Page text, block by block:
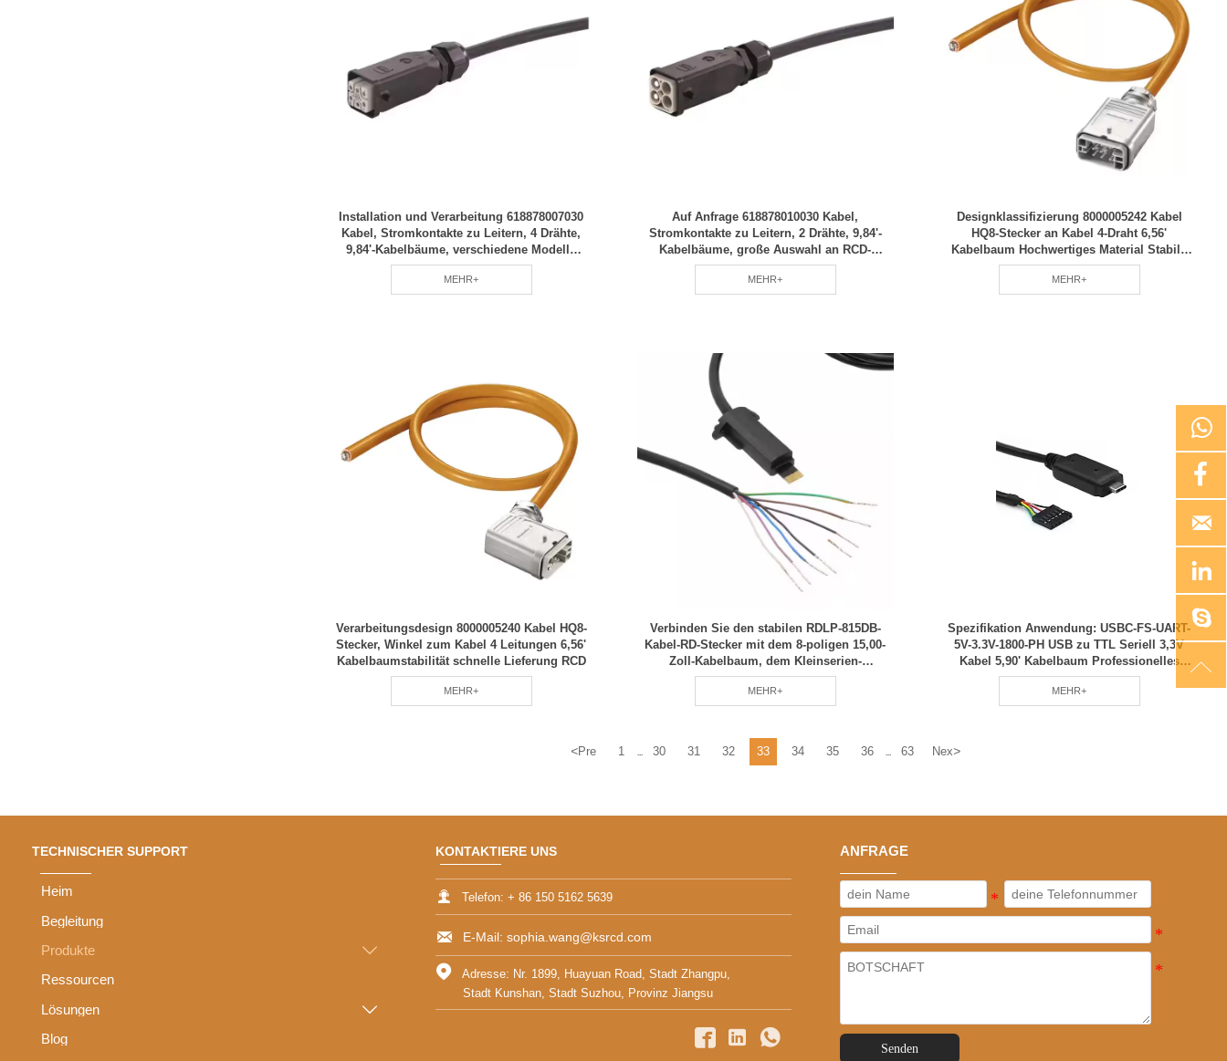
Installation und Verarbeitung 618878007030
Kabel, Stromkontakte zu Leitern, 4 Drähte,
9,84'-Kabelbäume, verschiedene Modelle
Weit verbreiteter RCD
MEHR+
Auf Anfrage 618878010030 Kabel,
Stromkontakte zu Leitern, 2 Drähte, 9,84'-
Kabelbäume, große Auswahl an RCD-
Spezifikationen
MEHR+
Designklassifizierung 8000005242 Kabel
HQ8-Stecker an Kabel 4-Draht 6,56'
Kabelbaum Hochwertiges Material Stabile
Leistung RCD
MEHR+
Verarbeitungsdesign 8000005240 Kabel HQ8-
Stecker, Winkel zum Kabel 4 Leitungen 6,56'
Kabelbaumstabilität schnelle Lieferung RCD
MEHR+
Verbinden Sie den stabilen RDLP-815DB-
Kabel-RD-Stecker mit dem 8-poligen 15,00-
Zoll-Kabelbaum, dem Kleinserien-
Anpassungsprofi-Team RCD
MEHR+
Spezifikation Anwendung: USBC-FS-UART-
5V-3.3V-1800-PH USB zu TTL Seriell 3,3V
Kabel 5,90' Kabelbaum Professionelles
Team Regelmäßige Wartung RCD
MEHR+
<Pre 1 30 31 32 33 34 35 36 63 Nex>
TECHNISCHER SUPPORT
Heim
Begleitung
Produkte

Ressourcen
Lösungen

Blog
KONTAKTIERE UNS
 Telefon: + 86 150 5162 5639
 E-Mail: sophia.wang@ksrcd.com

Adresse: Nr. 1899, Huayuan Road, Stadt Zhangpu,
Stadt Kunshan, Stadt Suzhou, Provinz Jiangsu
  
ANFRAGE
Senden





